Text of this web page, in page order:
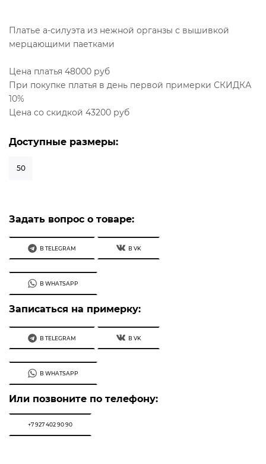
Платье а-силуэта из нежной органзы с вышивкой
мерцающими паетками
Цена платья 48000 руб
При покупке платья в день первой примерки СКИДКА
10%
Цена со скидкой 43200 руб
Доступные размеры:
50
Задать вопрос о товаре:
В TELEGRAM В VK
В WHATSAPP
Записаться на примерку:
В TELEGRAM В VK
В WHATSAPP
Или позвоните по телефону:
+7 927 402 90 90